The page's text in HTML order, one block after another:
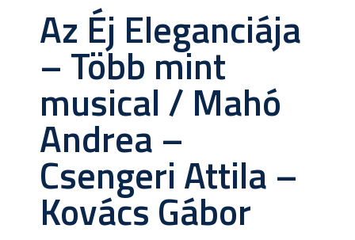
Az Éj Eleganciája
– Több mint
musical / Mahó
Andrea –
Csengeri Attila –
Kovács Gábor